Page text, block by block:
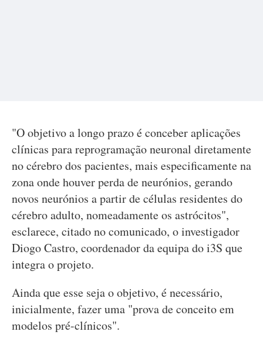
"O objetivo a longo prazo é conceber aplicações
clínicas para reprogramação neuronal diretamente
no cérebro dos pacientes, mais especificamente na
zona onde houver perda de neurónios, gerando
novos neurónios a partir de células residentes do
cérebro adulto, nomeadamente os astrócitos",
esclarece, citado no comunicado, o investigador
Diogo Castro, coordenador da equipa do i3S que
integra o projeto.
Ainda que esse seja o objetivo, é necessário,
inicialmente, fazer uma "prova de conceito em
modelos pré-clínicos".